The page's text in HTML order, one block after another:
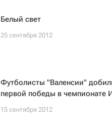
Белый свет
25 сентября 2012
Футболисты "Валенсии"
первой победы в чемпионате
15 сентября 2012